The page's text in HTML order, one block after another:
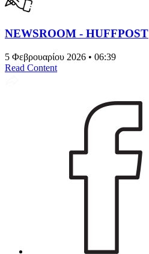
NEWSROOM - HUFFPOST
5 Φεβρουαρίου 2026 • 06:39
Read Content